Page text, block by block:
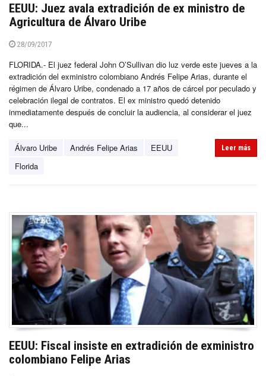
EEUU: Juez avala extradición de ex ministro de
Agricultura de Álvaro Uribe
28/09/2017
FLORIDA.- El juez federal John O’Sullivan dio luz verde este jueves a la
extradición del exministro colombiano Andrés Felipe Arias, durante el
régimen de Álvaro Uribe, condenado a 17 años de cárcel por peculado y
celebración ilegal de contratos. El ex ministro quedó detenido
inmediatamente después de concluir la audiencia, al considerar el juez
que...
Álvaro Uribe Andrés Felipe Arias
EEUU
Florida
Leer más
EEUU: Fiscal insiste en extradición de exministro
colombiano Felipe Arias